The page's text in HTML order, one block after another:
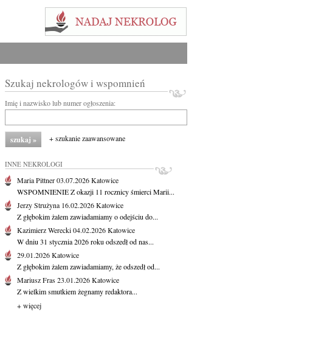
Szukaj nekrologów i wspomnień
Imię i nazwisko lub numer ogłoszenia:
+ szukanie zaawansowane
INNE NEKROLOGI
Maria Pittner03.07.2026Katowice
WSPOMNIENIE Z okazji 11 rocznicy śmierci Marii...
Jerzy Strużyna 16.02.2026Katowice
Z głębokim żalem zawiadamiamy o odejściu do...
Kazimierz Werecki04.02.2026Katowice
W dniu 31 stycznia 2026 roku odszedł od nas...
29.01.2026Katowice
Z głębokim żalem zawiadamiamy, że odszedł od...
Mariusz Fras23.01.2026Katowice
Z wielkim smutkiem żegnamy redaktora...
+ więcej